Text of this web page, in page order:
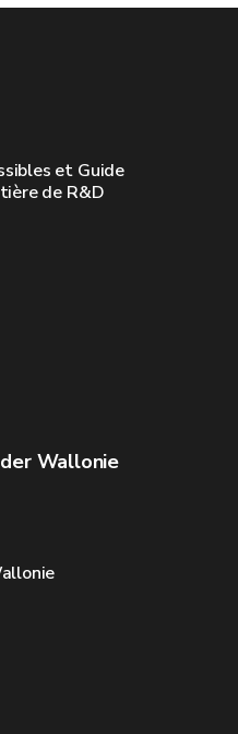
et Guide
de R&D
Wallonie